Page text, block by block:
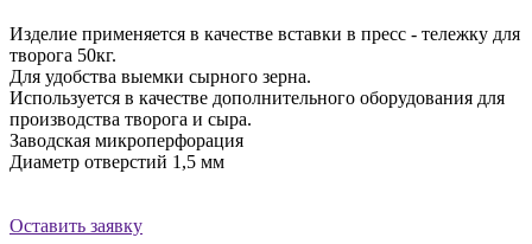
Изделие применяется в качестве вставки в пресс - тележку для
творога 50кг.
Для удобства выемки сырного зерна.
Используется в качестве дополнительного оборудования для
производства творога и сыра.
Заводская микроперфорация
Диаметр отверстий 1,5 мм
Оставить заявку